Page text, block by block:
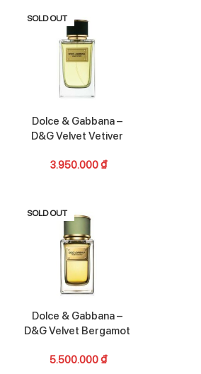
SOLD OUT
Dolce & Gabbana –
D&G Velvet Vetiver
3.950.000₫
SOLD OUT
Dolce & Gabbana –
D&G Velvet Bergamot
5.500.000₫